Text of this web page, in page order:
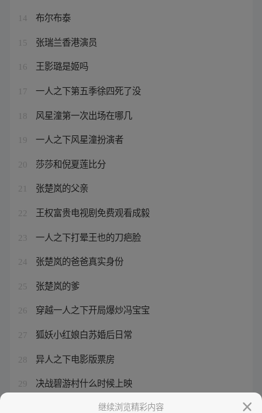
14 布尔布泰
15 张瑞兰香港演员
16 王影璐是姬吗
17 一人之下第五季徐四死了没
18 风星潼第一次出场在哪几
19 一人之下风星潼扮演者
20 莎莎和倪夏莲比分
21 张楚岚的父亲
22 王权富贵电视剧免费观看成毅
23 一人之下打晕王也的刀疤脸
24 张楚岚的爸爸真实身份
25 张楚岚的爹
26 穿越一人之下开局爆炒冯宝宝
27 狐妖小红娘白苏婚后日常
28 异人之下电影版票房
29 决战碧游村什么时候上映
冯宝宝找张楚岚道歉了吗继续浏览精彩内容